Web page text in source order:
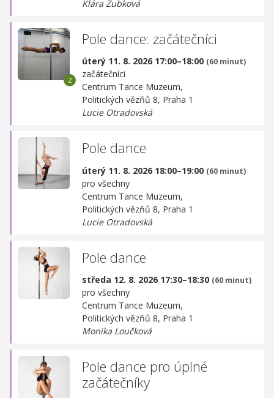
Klára Zubková
Pole dance: začátečníci
úterý 11. 8. 2026 17:00–18:00 (60 minut)
začátečníci
Centrum Tance Muzeum,
Politických vězňů 8, Praha 1
Lucie Otradovská
Pole dance
úterý 11. 8. 2026 18:00–19:00 (60 minut)
pro všechny
Centrum Tance Muzeum,
Politických vězňů 8, Praha 1
Lucie Otradovská
Pole dance
středa 12. 8. 2026 17:30–18:30 (60 minut)
pro všechny
Centrum Tance Muzeum,
Politických vězňů 8, Praha 1
Monika Loučková
Pole dance pro úplné
začátečníky